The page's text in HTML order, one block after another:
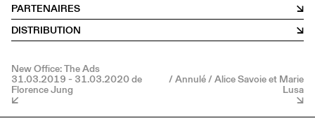
PARTENAIRES
DISTRIBUTION
New Office: The Ads
31.03.2019 - 31.03.2020 de
Florence Jung
/ Annulé / Alice Savoie et Marie
Lusa